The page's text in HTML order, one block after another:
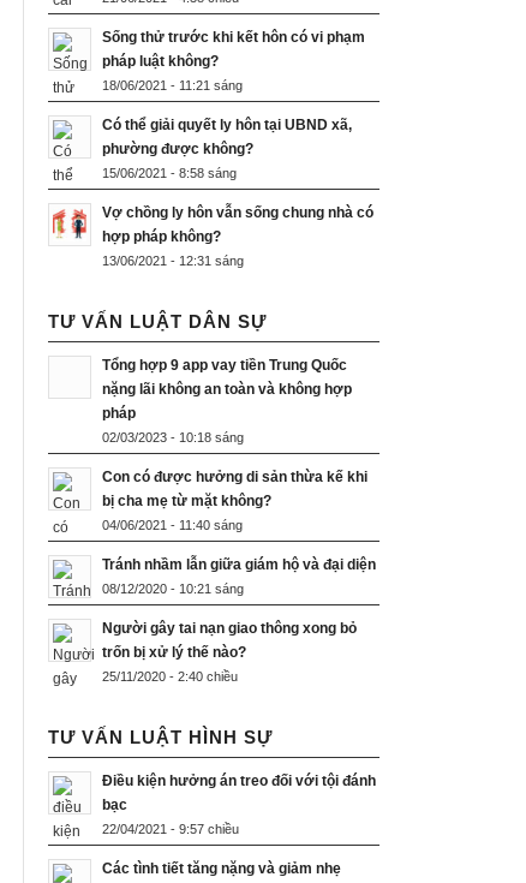
Sống thử trước khi kết hôn có vi phạm
pháp luật không?
18/06/2021 - 11:21 sáng
Có thể giải quyết ly hôn tại UBND xã,
phường được không?
15/06/2021 - 8:58 sáng
Vợ chồng ly hôn vẫn sống chung nhà có
hợp pháp không?
13/06/2021 - 12:31 sáng
TƯ VẤN LUẬT DÂN SỰ
Tổng hợp 9 app vay tiền Trung Quốc
nặng lãi không an toàn và không hợp
pháp
02/03/2023 - 10:18 sáng
Con có được hưởng di sản thừa kế khi
bị cha mẹ từ mặt không?
04/06/2021 - 11:40 sáng
Tránh nhầm lẫn giữa giám hộ và đại diện
08/12/2020 - 10:21 sáng
Người gây tai nạn giao thông xong bỏ
trốn bị xử lý thế nào?
25/11/2020 - 2:40 chiều
TƯ VẤN LUẬT HÌNH SỰ
Điều kiện hưởng án treo đối với tội đánh
bạc
22/04/2021 - 9:57 chiều
Các tình tiết tăng nặng và giảm nhẹ